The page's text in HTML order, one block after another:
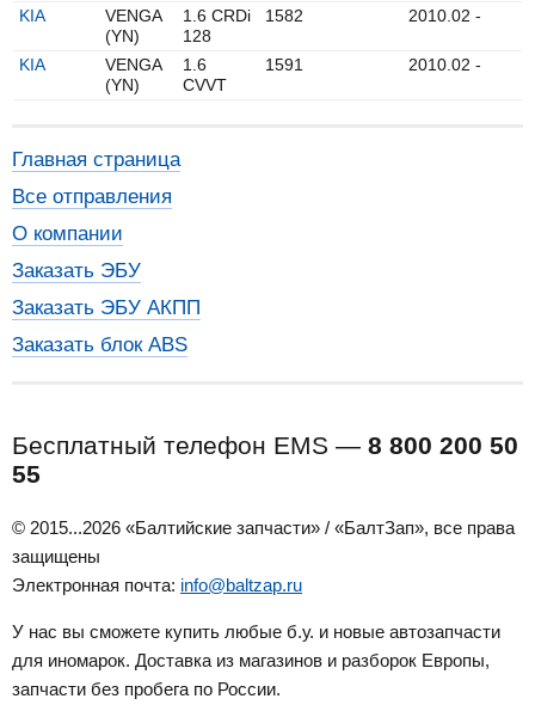
KIA
VENGA
(YN)
1.6 CRDi
128
1582 2010.02 -
KIA
VENGA
(YN)
1.6
CVVT
1591 2010.02 -
Главная страница
Все отправления
О компании
Заказать ЭБУ
Заказать ЭБУ АКПП
Заказать блок ABS
Бесплатный телефон EMS — 8 800 200 50
55
© 2015...2026 «Балтийские запчасти» / «БалтЗап», все права
защищены
Электронная почта: info@baltzap.ru
У нас вы сможете купить любые б.у. и новые автозапчасти
для иномарок. Доставка из магазинов и разборок Европы,
запчасти без пробега по России.